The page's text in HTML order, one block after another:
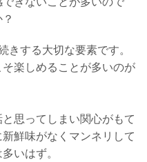
きする大切な要素です。
楽しめることが多いのが
思ってしまい関心がもて
鮮味がなくマンネリして
いはず。